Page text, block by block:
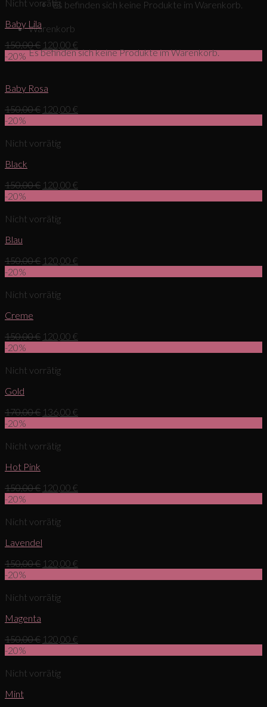
Es befinden sich keine Produkte im Warenkorb.
Warenkorb
Es befinden sich keine Produkte im Warenkorb.
Nicht vorrätig
Baby Lila
150,00€ 120,00 €
-20%
Baby Rosa
150,00€ 120,00 €
-20%
Nicht vorrätig
Black
150,00€ 120,00 €
-20%
Nicht vorrätig
Blau
150,00€ 120,00 €
-20%
Nicht vorrätig
Creme
150,00€ 120,00 €
-20%
Nicht vorrätig
Gold
170,00€ 136,00 €
-20%
Nicht vorrätig
Hot Pink
150,00€ 120,00 €
-20%
Nicht vorrätig
Lavendel
150,00€ 120,00 €
-20%
Nicht vorrätig
Magenta
150,00€ 120,00 €
-20%
Nicht vorrätig
Mint